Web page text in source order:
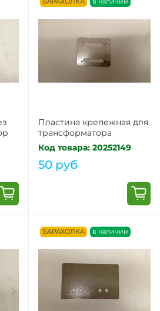
Пластина крепежная для
трансформатора
Код товара: 20252149
50 руб
БАРАХОЛКА в наличии